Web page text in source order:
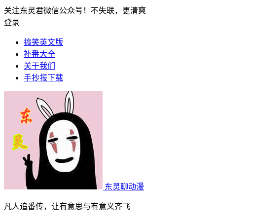
关注东灵君微信公众号！不失联，更清爽
登录
搞笑英文版
补番大全
关于我们
手抄报下载
东灵聊动漫
凡人追番传，让有意思与有意义齐飞